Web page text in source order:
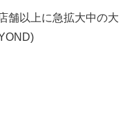
舗以上に急拡大中の大